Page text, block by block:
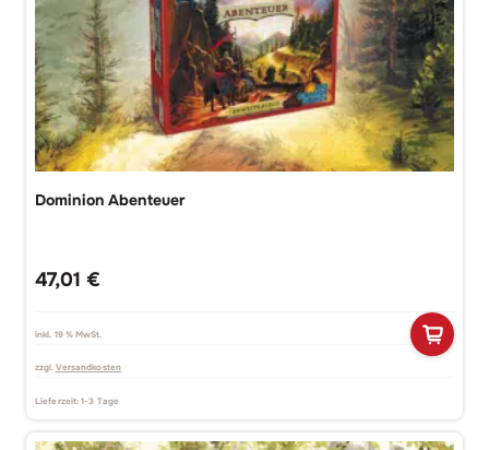
Dominion Abenteuer
47,01 €
inkl. 19 % MwSt.
zzgl. Versandkosten
Lieferzeit:1-3 Tage